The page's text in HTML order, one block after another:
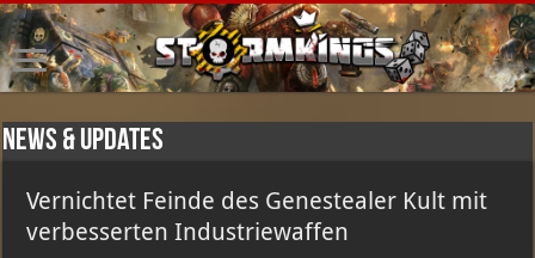
News & Updates
Vernichtet Feinde des Genestealer Kult mit
verbesserten Industriewaffen